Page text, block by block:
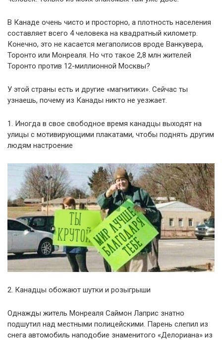
В Канаде очень чисто и просторно, а плотность населения
составляет всего 4 человека на квадратный километр.
Конечно, это не касается мегаполисов вроде Ванкувера,
Торонто или Монреаля. Но что такое 2,8 млн жителей
Торонто против 12-миллионной Москвы?
У этой страны есть и другие «магнитики». Сейчас ты
узнаешь, почему из Канады никто не уезжает.
1. Иногда в свое свободное время канадцы выходят на
улицы с мотивирующими плакатами, чтобы поднять другим
людям настроение
2. Канадцы обожают шутки и розыгрыши
Однажды житель Монреаля Саймон Лаприс знатно
подшутил над местными полицейскими. Парень слепил из
снега автомобиль наподобие знаменитого «Делориана» из